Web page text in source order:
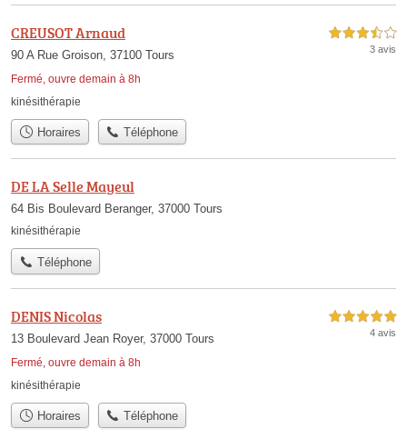
CREUSOT Arnaud
90 A Rue Groison, 37100 Tours
Fermé, ouvre demain à 8h
3,5 étoiles sur 5
3 avis
kinésithérapie
Horaires Téléphone
DE LA Selle Mayeul
64 Bis Boulevard Beranger, 37000 Tours
kinésithérapie
Téléphone
DENIS Nicolas
13 Boulevard Jean Royer, 37000 Tours
Fermé, ouvre demain à 8h
5,0 étoiles sur 5
4 avis
kinésithérapie
Horaires Téléphone